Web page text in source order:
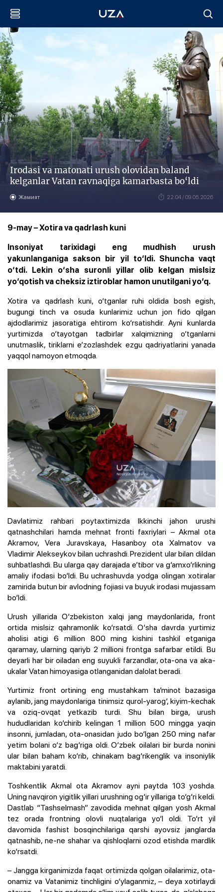
Irodasi va matonati urush olovidan baland
kelganlar Vatan ravnaqiga kamarbasta bo‘ldi
Жамият 22:04 / 09.05.2026
9-may – Xotira va qadrlash kuni
Insoniyat tarixidagi eng mudhish urush
yakunlanganiga sakson bir yil to‘ldi. Shuncha vaqt
o‘tdi. Lekin o‘sha suronli yillar olib kelgan mislsiz
yo‘qotish va cheksiz iztiroblar hamon unutilgani yo‘q.
Xotira va qadrlash kuni, o‘tganlar ruhi oldida bosh egish,
bugungi tinch va osuda kunlarimiz uchun jon fido qilgan
ajdodlarimiz jasoratiga ehtirom ko‘rsatishdir. Ayni kunlarda
yurtimizda o‘tayotgan tadbirlar xalqimizning o‘tganlarni
unutmaslik, tiriklarni e’zozlashdek ezgu qadriyatlarini yanada
yaqqol namoyon etmoqda.
Davlatimiz rahbari poytaxtimizda Ikkinchi jahon urushi
qatnashchilari hamda mehnat fronti faxriylari – Akmal ota
Akramov, Vera Juravskaya, Hasanboy ota Xalmatov va
Vladimir Alekseykov bilan uchrashdi. Prezident ular bilan dildan
suhbatlashdi. Bu ularga qay darajada e’tibor va g‘amxo‘rlikning
amaliy ifodasi bo‘ldi. Bu uchrashuvda yodga olingan xotiralar
zamirida butun bir avlodning fojiasi va buyuk irodasi mujassam
bo‘ldi.
Urush yillarida O‘zbekiston xalqi jang maydonlarida, front
ortida mislsiz qahramonlik ko‘rsatdi. O‘sha davrda yurtimiz
aholisi atigi 6 million 800 ming kishini tashkil etganiga
qaramay, ularning qariyb 2 millioni frontga safarbar etildi. Bu
deyarli har bir oiladan eng suyukli farzandlar, ota-ona va aka-
ukalar Vatan himoyasiga otlanganidan dalolat beradi.
Yurtimiz front ortining eng mustahkam ta’minot bazasiga
aylanib, jang maydonlariga tinimsiz qurol-yarog‘, kiyim-kechak
va oziq-ovqat yetkazib turdi. Shu bilan birga, urush
hududlaridan ko‘chirib kelingan 1 million 500 mingga yaqin
insonni, jumladan, ota-onasidan judo bo‘lgan 250 ming nafar
yetim bolani o‘z bag‘riga oldi. O‘zbek oilalari bir burda nonini
ular bilan baham ko‘rib, chinakam bag‘rikenglik va insoniylik
maktabini yaratdi.
Toshkentlik Akmal ota Akramov ayni paytda 103 yoshda.
Uning navqiron yigitlik yillari urushning og‘ir yillariga to‘g‘ri keldi.
Dastlab “Tashselmash” zavodida mehnat qilgan yosh Akmal
tez orada frontning olovli nuqtalariga yo‘l oldi. To‘rt yil
davomida fashist bosqinchilariga qarshi ayovsiz janglarda
qatnashib, ne-ne shahar va qishloqlarni ozod etishda mardlik
ko‘rsatdi.
– Jangga kirganimizda faqat ortimizda qolgan oilalarimiz, ota-
onamiz va Vatanimiz tinchligini o‘ylaganmiz, – deya xotirlaydi